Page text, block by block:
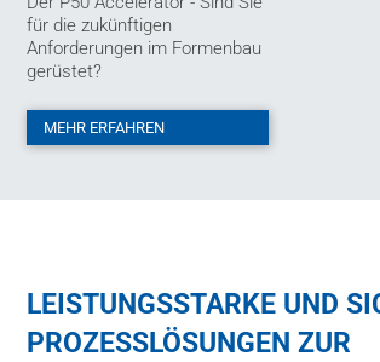
für die zukünftigen
Anforderungen im Formenbau
gerüstet?
MEHR ERFAHREN
LEISTUNGSSTARKE UND
PROZESSLÖSUNGEN ZUR